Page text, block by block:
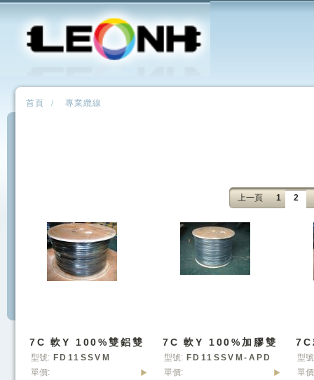
首頁 / 專業纜線
上一頁 1 2
7C 軟Y 100%雙鋁雙
網同軸纜線
型號: FD11SSVM
單價:
7C 軟Y 100%加膠雙
鋁雙網同軸纜線
型號: FD11SSVM-APD
單價:
7C
鋁
型
單